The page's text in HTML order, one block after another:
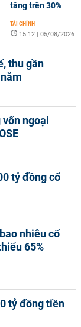
tăng trên 30%
TÀI CHÍNH -
15:12 | 05/08/2026
thu gần
vốn ngoại
tỷ đồng cổ
nhiêu cổ
65%
tỷ đồng tiền